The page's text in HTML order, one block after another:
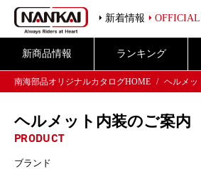
新着情報
新商品情報 ランキング
南海部品オリジナルカタログHOME
ヘルメッ
ヘルメット内装のご案内
PRODUCT
ブランド